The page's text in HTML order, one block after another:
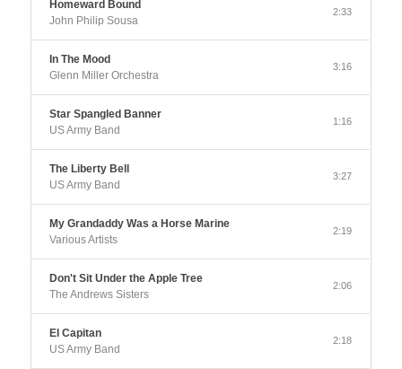
Homeward Bound
John Philip Sousa
2:33
In The Mood
Glenn Miller Orchestra
3:16
Star Spangled Banner
US Army Band
1:16
The Liberty Bell
US Army Band
3:27
My Grandaddy Was a Horse Marine
Various Artists
2:19
Don't Sit Under the Apple Tree
The Andrews Sisters
2:06
El Capitan
US Army Band
2:18